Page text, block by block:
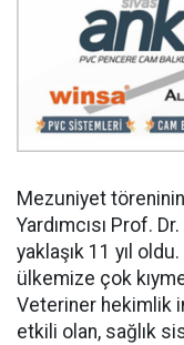
Mezuniyet töreninin
Yardımcısı Prof.
yaklaşık 11 yıl
ülkemize çok
Veteriner hekimlik
etkili olan, sağlık